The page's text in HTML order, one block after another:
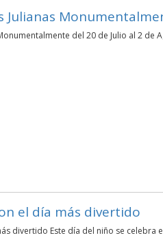
Julianas
del 20 de Julio al 2 de
el día más divertido
divertido Este día del niño se celebra